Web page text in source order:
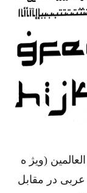
(ویژ ه
عربی در مقابل